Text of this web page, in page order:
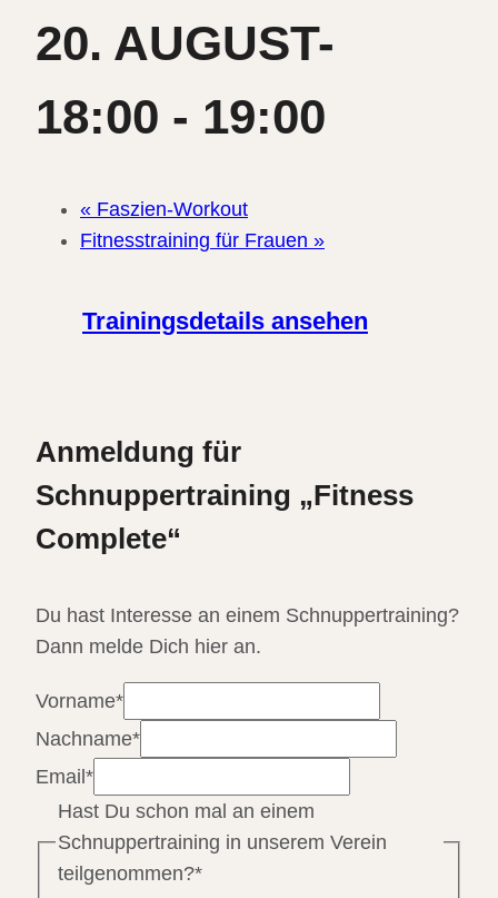
20. AUGUST-
18:00 - 19:00
« Faszien-Workout
Fitnesstraining für Frauen »
Trainingsdetails ansehen
Anmeldung für
Schnuppertraining „Fitness
Complete“
Du hast Interesse an einem Schnuppertraining?
Dann melde Dich hier an.
Vorname*
Nachname*
Email*
Hast Du schon mal an einem
Schnuppertraining in unserem Verein
teilgenommen?*